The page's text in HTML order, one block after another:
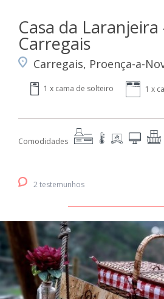
Casa da Laranjeira
Carregais
Carregais, Proença-a-
1 x cama de solteiro 1 x
Comodidades
2 testemunhos